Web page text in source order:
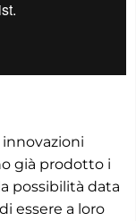
già prodotto i
possibilità data
essere a loro